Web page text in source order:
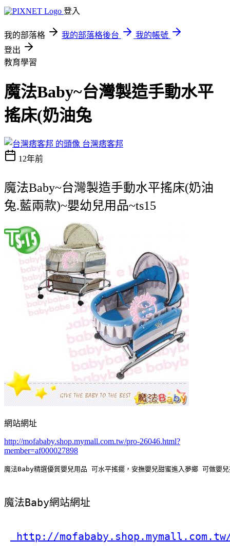
登入
我的部落格 我的部落格後台
我的帳號
登出
教育學習
魔法Baby~台灣製造手動水平
搖床(奶油兔
台灣痞客邦
12年前
魔法Baby~台灣製造手動水平搖床(奶油
兔.藍兩款)~嬰幼兒用品~ts15
網站網址
http://mofababy.shop.mymall.com.tw/pro-26046.html?
member=af000027898
魔法Baby精選優質嬰兒用品 可水平搖擺，安撫嬰兒甜蜜進入夢鄉 可做嬰
魔法Baby網站網址
http://mofababy.shop.mymall.com.tw/